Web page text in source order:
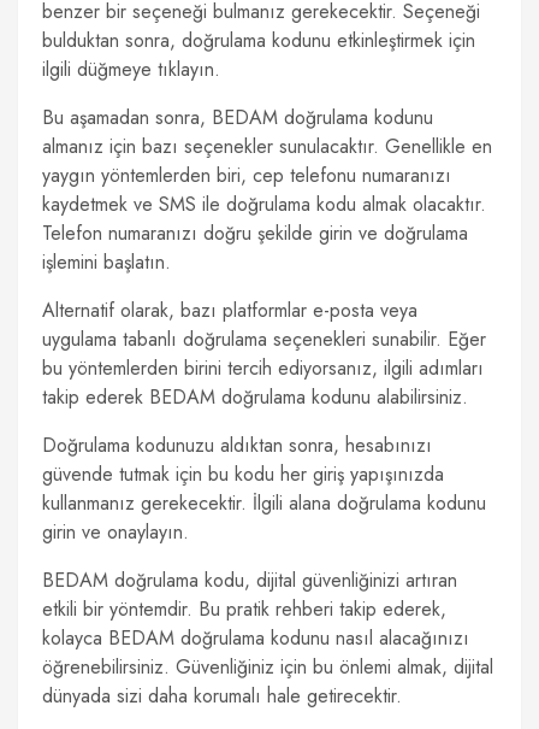
benzer bir seçeneği bulmanız gerekecektir. Seçeneği
bulduktan sonra, doğrulama kodunu etkinleştirmek için
ilgili düğmeye tıklayın.
Bu aşamadan sonra, BEDAM doğrulama kodunu
almanız için bazı seçenekler sunulacaktır. Genellikle en
yaygın yöntemlerden biri, cep telefonu numaranızı
kaydetmek ve SMS ile doğrulama kodu almak olacaktır.
Telefon numaranızı doğru şekilde girin ve doğrulama
işlemini başlatın.
Alternatif olarak, bazı platformlar e-posta veya
uygulama tabanlı doğrulama seçenekleri sunabilir. Eğer
bu yöntemlerden birini tercih ediyorsanız, ilgili adımları
takip ederek BEDAM doğrulama kodunu alabilirsiniz.
Doğrulama kodunuzu aldıktan sonra, hesabınızı
güvende tutmak için bu kodu her giriş yapışınızda
kullanmanız gerekecektir. İlgili alana doğrulama kodunu
girin ve onaylayın.
BEDAM doğrulama kodu, dijital güvenliğinizi artıran
etkili bir yöntemdir. Bu pratik rehberi takip ederek,
kolayca BEDAM doğrulama kodunu nasıl alacağınızı
öğrenebilirsiniz. Güvenliğiniz için bu önlemi almak, dijital
dünyada sizi daha korumalı hale getirecektir.